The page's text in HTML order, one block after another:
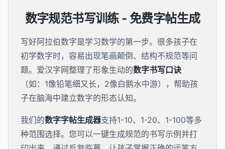
数字规范书写训练 - 免费字帖生成
写好阿拉伯数字是学习数学的第一步。很多孩子在
初学数字时，容易出现笔画颠倒、结构不规范等问
题。爱汉字网整理了形象生动的数字书写口诀
（如：1像铅笔细又长，2像白鹅水中游），帮助孩
子在脑海中建立数字的形态认知。
我们的数字字帖生成器支持1-10、1-20、1-100等多
种范围选择。您可以一键生成规范的书写示例并打